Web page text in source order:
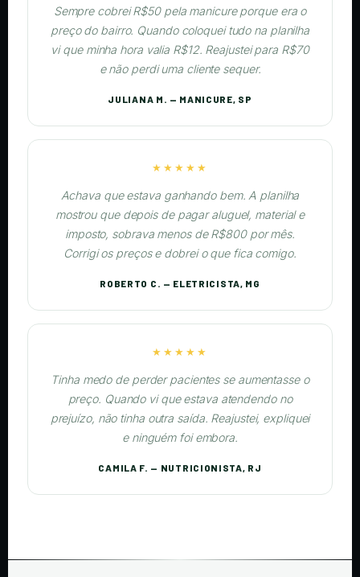
Sempre cobrei R$50 pela manicure porque era o
preço do bairro. Quando coloquei tudo na planilha
vi que minha hora valia R$12. Reajustei para R$70
e não perdi uma cliente sequer.
JULIANA M. — MANICURE, SP
★★★★★
Achava que estava ganhando bem. A planilha
mostrou que depois de pagar aluguel, material e
imposto, sobrava menos de R$800 por mês.
Corrigi os preços e dobrei o que fica comigo.
ROBERTO C. — ELETRICISTA, MG
★★★★★
Tinha medo de perder pacientes se aumentasse o
preço. Quando vi que estava atendendo no
prejuízo, não tinha outra saída. Reajustei, expliquei
e ninguém foi embora.
CAMILA F. — NUTRICIONISTA, RJ